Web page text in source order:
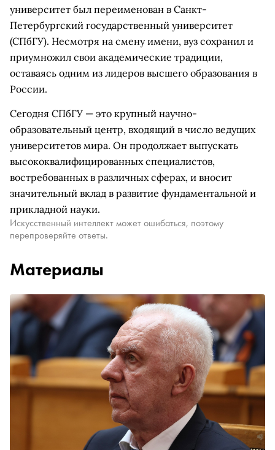
университет был переименован в Санкт-
Петербургский государственный университет
(СПбГУ). Несмотря на смену имени, вуз сохранил и
приумножил свои академические традиции,
оставаясь одним из лидеров высшего образования в
России.
Сегодня СПбГУ — это крупный научно-
образовательный центр, входящий в число ведущих
университетов мира. Он продолжает выпускать
высококвалифицированных специалистов,
востребованных в различных сферах, и вносит
значительный вклад в развитие фундаментальной и
прикладной науки.
Искусственный интеллект может ошибаться, поэтому
перепроверяйте ответы.
Материалы